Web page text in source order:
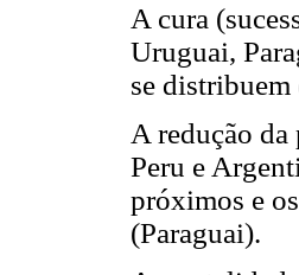
A cura
Uruguai,
se
A redução
Peru e
próximos e
(Paraguai).